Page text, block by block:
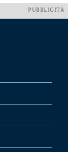
PUBBLICITÀ